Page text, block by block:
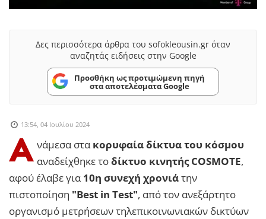
Δες περισσότερα άρθρα του sofokleousin.gr όταν
αναζητάς ειδήσεις στην Google
Προσθήκη ως προτιμώμενη πηγή
στα αποτελέσματα Google
13:54, 04 Ιουλίου 2024
Α νάμεσα στακορυφαία δίκτυα του κόσμου
αναδείχθηκε τοδίκτυο κινητής COSMOTE,
αφού έλαβε για10η συνεχή χρονιάτην
πιστοποίηση "Best in Test", από τον ανεξάρτητο
οργανισμό μετρήσεων τηλεπικοινωνιακών δικτύων